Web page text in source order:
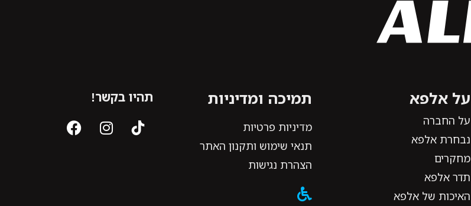
על אלפא
על החברה
נבחרת אלפא
מחקרים
תדר אלפא
האיכות של אלפא
תמיכה ומדיניות
מדיניות פרטיות
תנאי שימוש ותקנון האתר
הצהרת נגישות
תהיו בקשר!